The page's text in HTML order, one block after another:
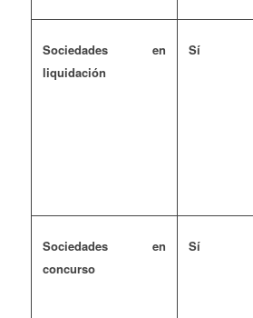
Sociedades en
liquidación
Sí
Sociedades en
concurso
Sí